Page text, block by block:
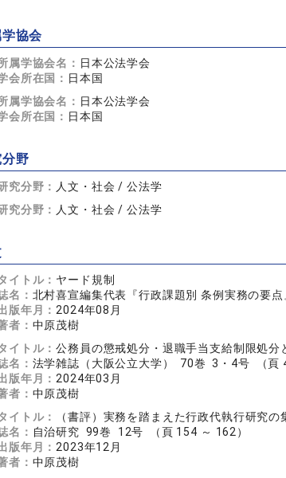
学協会
属学協会名： 日本公法学会
会所在国： 日本国
属学協会名： 日本公法学会
会所在国： 日本国
野
究分野： 人文・社会 / 公法学
究分野： 人文・社会 / 公法学
イトル： ヤード規制
名： 北村喜宣編集代表『行政課題別 条例実務の要
版年月： 2024年08月
者： 中原茂樹
イトル：公務員の懲戒処分・退職手当支給制限処分
名： 法学雑誌（大阪公立大学） 70巻 3・4号 （頁
版年月： 2024年03月
者： 中原茂樹
イトル：
（書評）実務を踏まえた行政代執行研究
名： 自治研究 99巻 12号 （頁 154 ～ 162）
版年月： 2023年12月
者： 中原茂樹